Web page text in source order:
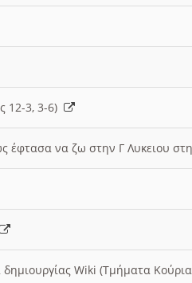
12-3, 3-6)
έφτασα να ζω στην Γ Λυκειου
δημιουργίας Wiki (Τμήματα